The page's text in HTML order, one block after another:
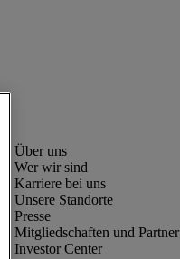
Wer wir sind
Karriere bei uns
Unsere Standorte
Presse
Mitgliedschaften und Partner
Investor Center